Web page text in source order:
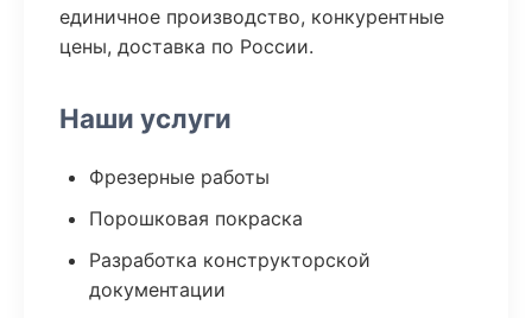
единичное производство, конкурентные
цены, доставка по России.
Наши услуги
Фрезерные работы
Порошковая покраска
Разработка конструкторской
документации